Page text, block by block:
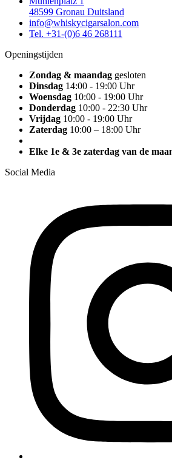
48599 Gronau Duitsland
info@whiskycigarsalon.com
Tel. +31-(0)6 46 268111
Openingstijden
Zondag & maandag gesloten
Dinsdag 14:00 - 19:00 Uhr
Woensdag 10:00 - 19:00 Uhr
Donderdag 10:00 - 22:30 Uhr
Vrijdag 10:00 - 19:00 Uhr
Zaterdag 10:00 – 18:00 Uhr
Elke 1e & 3e zaterdag van de
Social Media